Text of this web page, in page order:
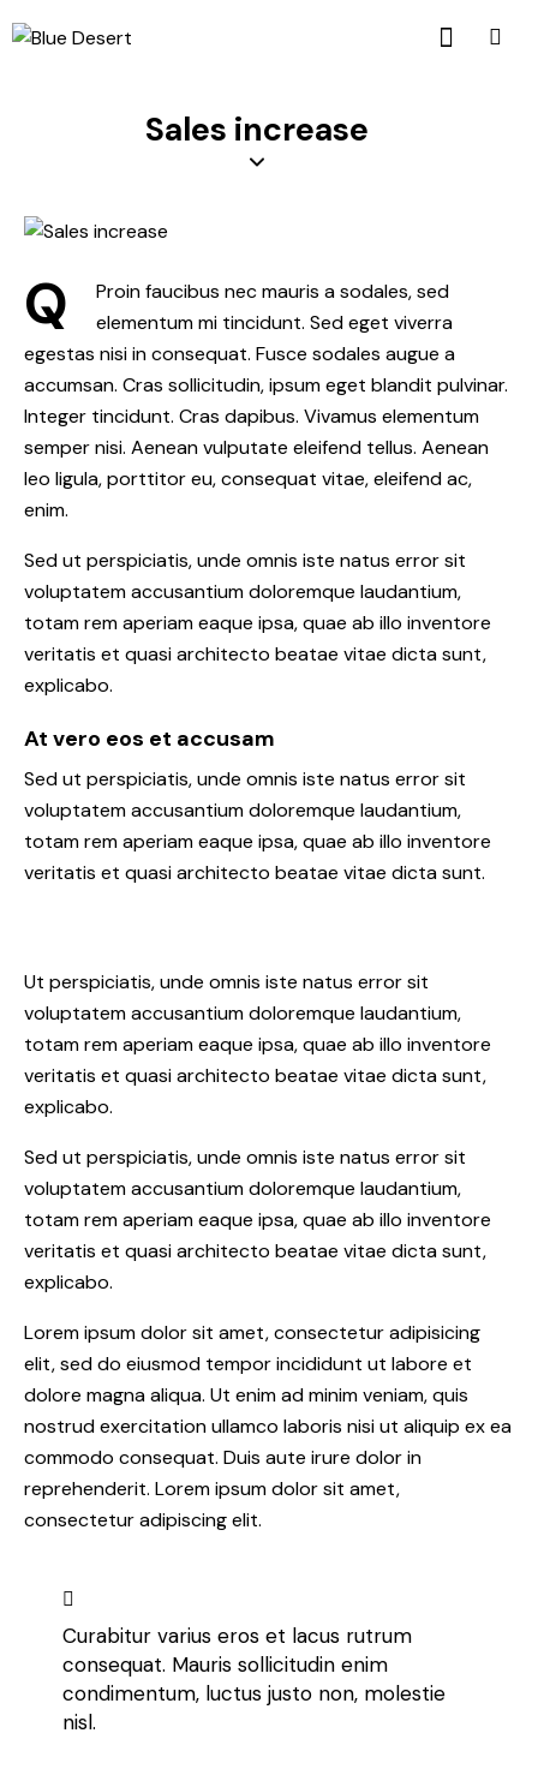
Sales increase
Q
Proin faucibus nec mauris a sodales, sed
elementum mi tincidunt. Sed eget viverra
egestas nisi in consequat. Fusce sodales augue a
accumsan. Cras sollicitudin, ipsum eget blandit pulvinar.
Integer tincidunt. Cras dapibus. Vivamus elementum
semper nisi. Aenean vulputate eleifend tellus. Aenean
leo ligula, porttitor eu, consequat vitae, eleifend ac,
enim.
Sed ut perspiciatis, unde omnis iste natus error sit
voluptatem accusantium doloremque laudantium,
totam rem aperiam eaque ipsa, quae ab illo inventore
veritatis et quasi architecto beatae vitae dicta sunt,
explicabo.
At vero eos et accusam
Sed ut perspiciatis, unde omnis iste natus error sit
voluptatem accusantium doloremque laudantium,
totam rem aperiam eaque ipsa, quae ab illo inventore
veritatis et quasi architecto beatae vitae dicta sunt.
Ut perspiciatis, unde omnis iste natus error sit
voluptatem accusantium doloremque laudantium,
totam rem aperiam eaque ipsa, quae ab illo inventore
veritatis et quasi architecto beatae vitae dicta sunt,
explicabo.
Sed ut perspiciatis, unde omnis iste natus error sit
voluptatem accusantium doloremque laudantium,
totam rem aperiam eaque ipsa, quae ab illo inventore
veritatis et quasi architecto beatae vitae dicta sunt,
explicabo.
Lorem ipsum dolor sit amet, consectetur adipisicing
elit, sed do eiusmod tempor incididunt ut labore et
dolore magna aliqua. Ut enim ad minim veniam, quis
nostrud exercitation ullamco laboris nisi ut aliquip ex ea
commodo consequat. Duis aute irure dolor in
reprehenderit. Lorem ipsum dolor sit amet,
consectetur adipiscing elit.
Curabitur varius eros et lacus rutrum
consequat. Mauris sollicitudin enim
condimentum, luctus justo non, molestie
nisl.